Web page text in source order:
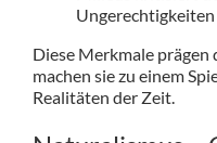
Diese Merkmale
machen sie zu einem
Realitäten der Zeit.